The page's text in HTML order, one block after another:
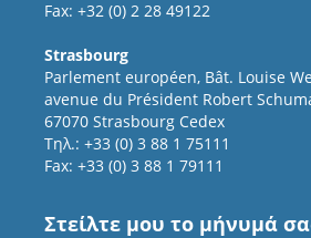
Fax: +32 (0) 2 28 49122
Strasbourg
Parlement européen, Bât. Louise
avenue du Président Robert
67070 Strasbourg Cedex
Τηλ.: +33 (0) 3 88 1 75111
Fax: +33 (0) 3 88 1 79111
Στείλτε μου το μήνυμά